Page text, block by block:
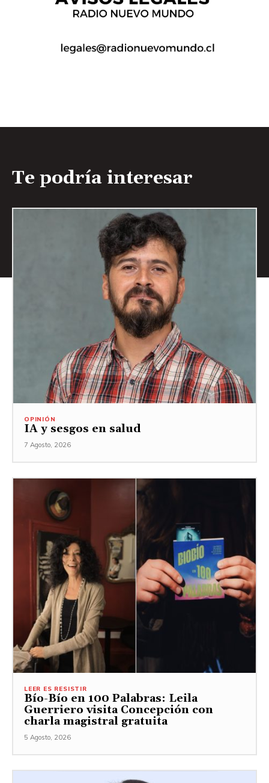
Te podría interesar
OPINIÓN
IA y sesgos en salud
7 Agosto, 2026
LEER ES RESISTIR
Bío-Bío en 100 Palabras: Leila
Guerriero visita Concepción con
charla magistral gratuita
5 Agosto, 2026